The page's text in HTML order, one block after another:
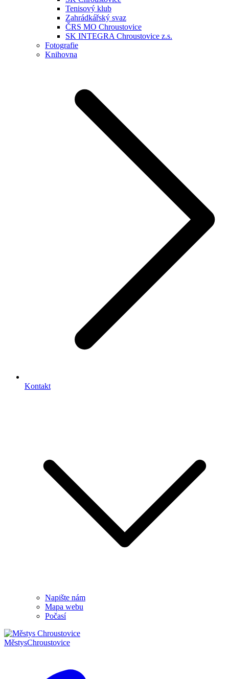
Tenisový klub
Zahrádkářský svaz
ČRS MO Chroustovice
SK INTEGRA Chroustovice z.s.
Fotografie
Knihovna
Kontakt
Napište nám
Mapa webu
Počasí
MěstysChroustovice